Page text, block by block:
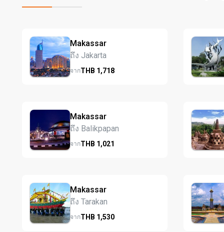
Makassar
ถึง Jakarta
จากTHB 1,718
Makassar
ถึง Balikpapan
จากTHB 1,021
Makassar
ถึง Tarakan
จากTHB 1,530